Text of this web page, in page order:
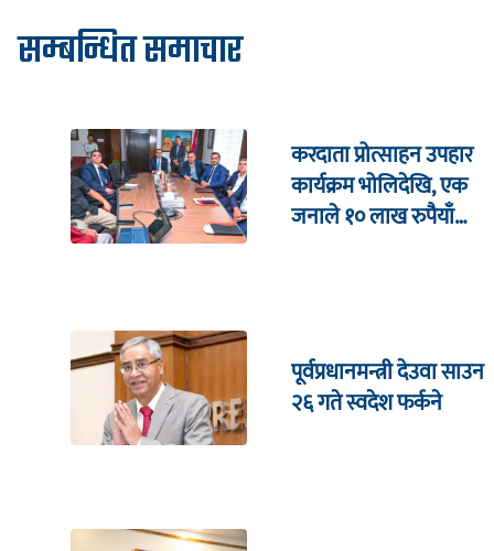
सम्बन्धित समाचार
करदाता प्रोत्साहन उपहार
कार्यक्रम भाेलिदेखि, एक
जनाले १० लाख रुपैयाँ
पूर्वप्रधानमन्त्री देउवा साउन
२६ गते स्वदेश फर्कने